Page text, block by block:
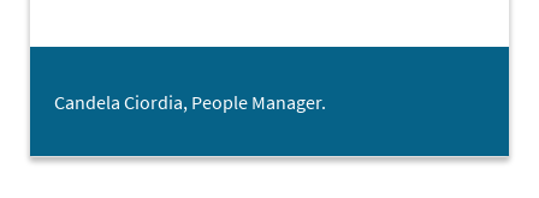
Candela Ciordia, People Manager.